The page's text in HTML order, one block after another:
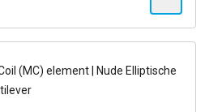
(MC) element | Nude Elliptische